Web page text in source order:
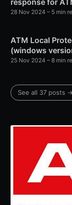
response for
28 Nov 2024 – 5 min
ATM Local
(windows
25 Nov 2024 – 8 min
See all 37 posts →